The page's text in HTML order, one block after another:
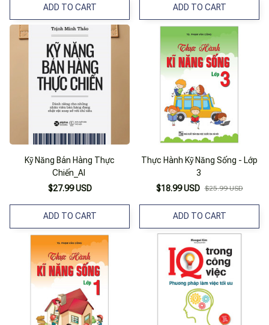
ADD TO CART ADD TO CART
Kỹ Năng Bán Hàng Thực
Chiến_Al
$27.99 USD
ADD TO CART
Thực Hành Kỹ Năng Sống - Lớp
3
$18.99 USD $25.99 USD
ADD TO CART